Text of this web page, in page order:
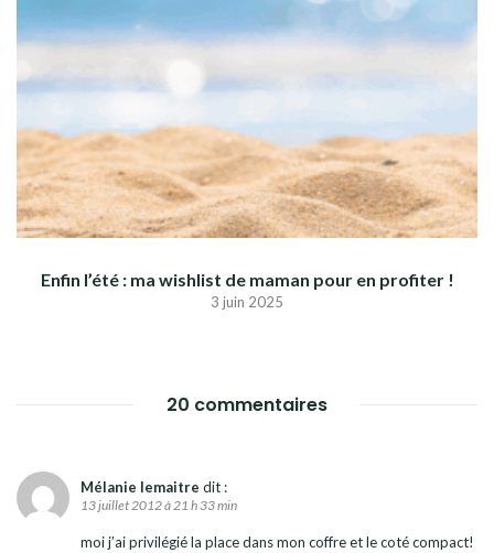
Enfin l’été : ma wishlist de maman pour en profiter !
3 juin 2025
20 commentaires
Mélanie lemaitre dit :
13 juillet 2012 à 21 h 33 min
moi j’ai privilégié la place dans mon coffre et le coté compact!